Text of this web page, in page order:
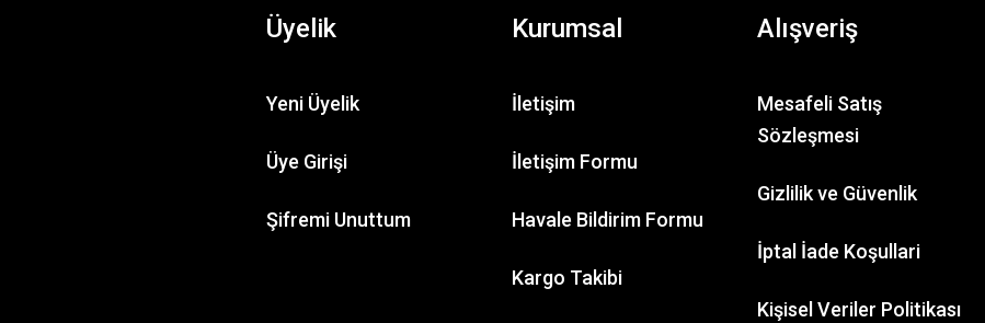
Üyelik
Yeni Üyelik
Üye Girişi
Şifremi Unuttum
Kurumsal
İletişim
İletişim Formu
Havale Bildirim Formu
Kargo Takibi
Alışveriş
Mesafeli Satış
Sözleşmesi
Gizlilik ve Güvenlik
İptal İade Koşullari
Kişisel Veriler Politikası